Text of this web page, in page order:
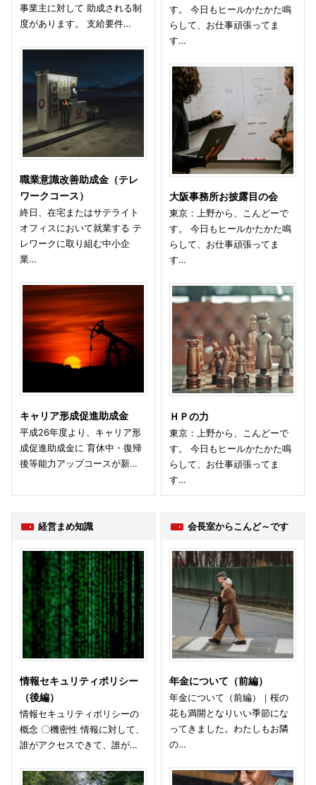
事業主に対して 助成される制
度があります。 支給要件…
職業意識改善助成金（テレ
ワークコース）
終日、在宅またはサテライト
オフィスにおいて就業する テ
レワークに取り組む中小企
業…
キャリア形成促進助成金
平成26年度より、キャリア形
成促進助成金に 育休中・復帰
後等能力アップコースが新…
す。 今日もヒールかたかた鳴
らして、お仕事頑張ってま
す…
大阪事務所お披露目の会
東京：上野から、こんどーで
す。 今日もヒールかたかた鳴
らして、お仕事頑張ってま
す…
ＨＰの力
東京：上野から、こんどーで
す。 今日もヒールかたかた鳴
らして、お仕事頑張ってま
す…
経営まめ知識
情報セキュリティポリシー
（後編）
情報セキュリティポリシーの
概念 〇機密性 情報に対して、
誰がアクセスできて、誰が…
会長室からこんど～です
年金について（前編）
年金について（前編）｜桜の
花も満開となりいい季節にな
ってきました。わたしもお隣
の…